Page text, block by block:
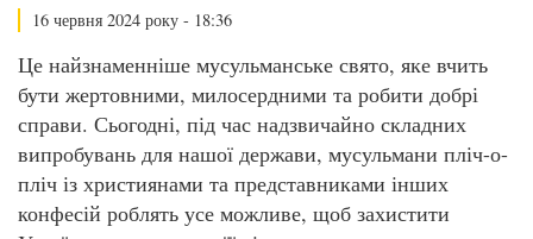
16 червня 2024 року - 18:36
Це найзнаменніше мусульманське свято, яке вчить
бути жертовними, милосердними та робити добрі
справи. Сьогодні, під час надзвичайно складних
випробувань для нашої держави, мусульмани пліч-о-
пліч із християнами та представниками інших
конфесій роблять усе можливе, щоб захистити